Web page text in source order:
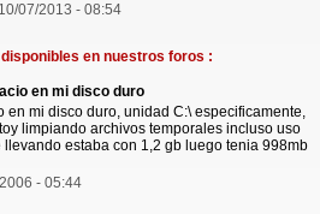
07/2013 - 08:54
en nuestros foros :
en mi disco duro
en mi disco duro, unidad C:\ especificamente,
limpiando archivos temporales incluso uso
estaba con 1,2 gb luego tenia 998mb
- 05:44